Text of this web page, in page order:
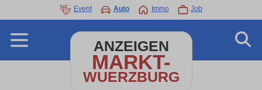
Event Auto Immo Job
ANZEIGEN
MARKT-
WUERZBURG